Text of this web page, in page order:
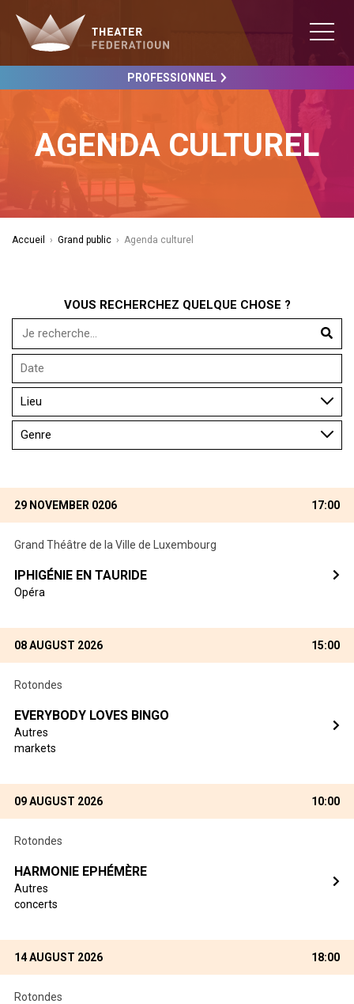
PROFESSIONNEL
AGENDA CULTUREL
Accueil › Grand public › Agenda culturel
VOUS RECHERCHEZ QUELQUE CHOSE ?
29 NOVEMBER 0206 17:00
Grand Théâtre de la Ville de Luxembourg
IPHIGÉNIE EN TAURIDE
Opéra
08 AUGUST 2026 15:00
Rotondes
EVERYBODY LOVES BINGO
Autres
markets
09 AUGUST 2026 10:00
Rotondes
HARMONIE EPHÉMÈRE
Autres
concerts
14 AUGUST 2026 18:00
Rotondes